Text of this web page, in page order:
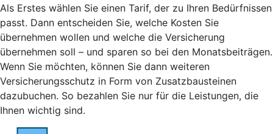
Als Erstes wählen Sie einen Tarif, der zu Ihren Bedürfnissen
passt. Dann entscheiden Sie, welche Kosten Sie
übernehmen wollen und welche die Versicherung
übernehmen soll – und sparen so bei den Monatsbeiträgen.
Wenn Sie möchten, können Sie dann weiteren
Versicherungsschutz in Form von Zusatzbausteinen
dazubuchen. So bezahlen Sie nur für die Leistungen, die
Ihnen wichtig sind.